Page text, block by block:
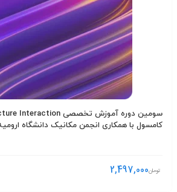
کامسول با همکاری انجمن مکانیک دانشگاه
تومان2,497,000